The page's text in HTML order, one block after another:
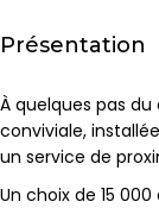
Présentation
À quelques pas
conviviale,
un service de
Un choix de 15